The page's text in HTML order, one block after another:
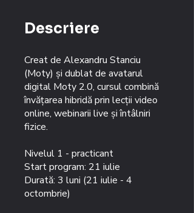
Descriere
Creat de Alexandru Stanciu
(Moty) și dublat de avatarul
digital Moty 2.0, cursul combină
învățarea hibridă prin lecții video
online, webinarii live și întâlniri
fizice.
Nivelul 1 - practicant
Start program: 21 iulie
Durată: 3 luni​ (21 iulie - 4
octombrie)